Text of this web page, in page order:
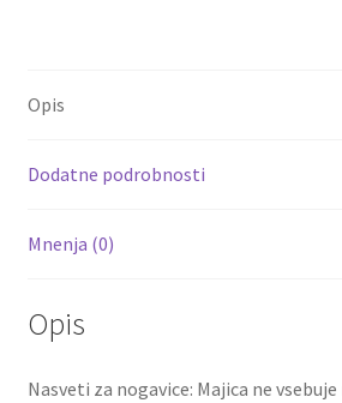
16
k
Opis
Dodatne podrobnosti
Mnenja (0)
Opis
Nasveti za nogavice: Majica ne